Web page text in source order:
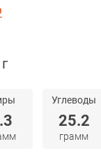
Углеводы
25.2
грамм